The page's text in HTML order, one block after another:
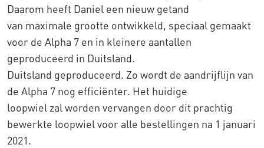
Daarom heeft Daniel een nieuw getand
van maximale grootte ontwikkeld, speciaal gemaakt
voor de Alpha 7 en in kleinere aantallen
geproduceerd in Duitsland.
Duitsland geproduceerd. Zo wordt de aandrijflijn van
de Alpha 7 nog efficiënter. Het huidige
loopwiel zal worden vervangen door dit prachtig
bewerkte loopwiel voor alle bestellingen na 1 januari
2021.